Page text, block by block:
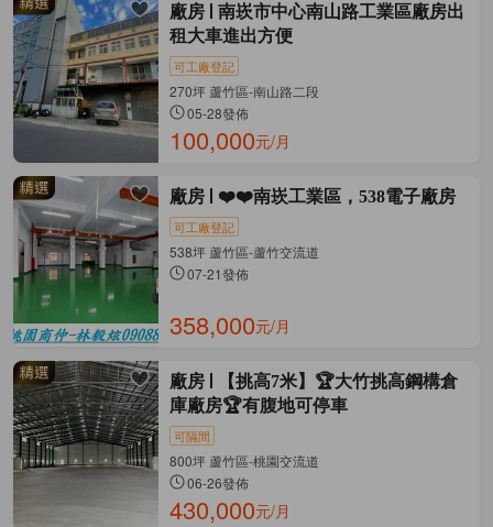
廠房
南崁市中心南山路工業區廠房出
租大車進出方便
可工廠登記
270坪 蘆竹區-南山路二段
05-28發佈
100,000元/月
廠房 ❤️❤️南崁工業區，538電子廠房
可工廠登記
538坪 蘆竹區-蘆竹交流道
07-21發佈
358,000元/月
廠房
【挑高7米】🏆大竹挑高鋼構倉
庫廠房🏆有腹地可停車
可隔間
800坪 蘆竹區-桃園交流道
06-26發佈
430,000元/月